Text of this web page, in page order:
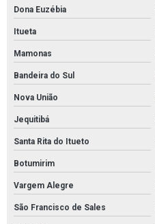
Dona Euzébia
Itueta
Mamonas
Bandeira do Sul
Nova União
Jequitibá
Santa Rita do Itueto
Botumirim
Vargem Alegre
São Francisco de Sales